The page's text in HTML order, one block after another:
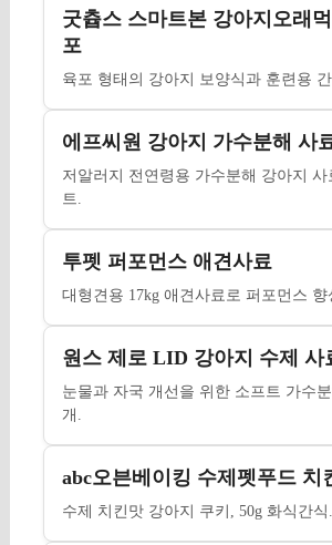
굿츕스 스마트본 강아지오래
포
육포 형태의 강아지 보양식과 훈련용
에프씨원 강아지 가수분해 사
저알러지 전연령용 가수분해 강아지 사
트.
투펫 퍼포먼스 애견사료
대형견용 17kg 애견사료로 퍼포먼스 향
원스 제로 LID 강아지 수제 사
눈물과 자국 개선을 위한 소프트 가수
개.
abc오븐베이킹 수제펫푸드 치
수제 치킨맛 강아지 쿠키, 50g 화식간식.